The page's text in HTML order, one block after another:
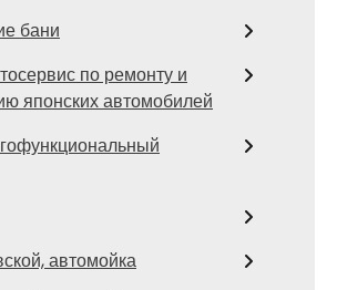
бани
по ремонту и
японских автомобилей
автомойка